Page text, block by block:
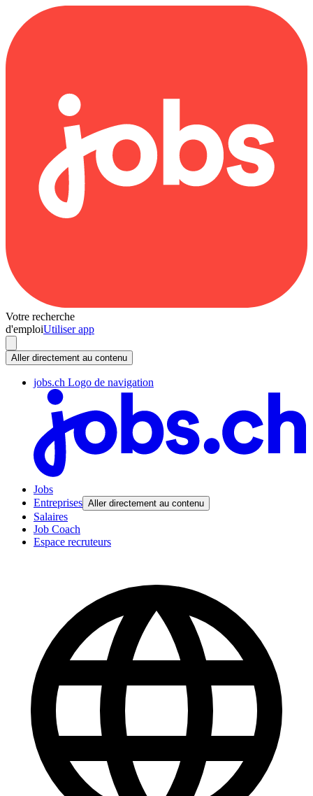
Votre recherche
d'emploiUtiliser app
Aller directement au contenu
jobs.ch Logo de navigation
Jobs
Entreprises Aller directement au contenu
Salaires
Job Coach
Espace recruteurs